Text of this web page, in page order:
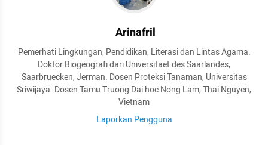
Arinafril
Pemerhati Lingkungan, Pendidikan, Literasi dan Lintas Agama.
Doktor Biogeografi dari Universitaet des Saarlandes,
Saarbruecken, Jerman. Dosen Proteksi Tanaman, Universitas
Sriwijaya. Dosen Tamu Truong Dai hoc Nong Lam, Thai Nguyen,
Vietnam
Laporkan Pengguna